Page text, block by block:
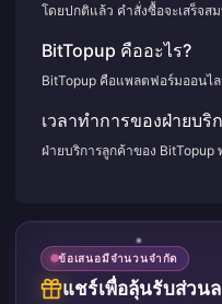
โดยปกติแล้ว คำสั่งซื้อจะเสร็จ
BitTopup คืออะไร?
BitTopup คือแพลตฟอร์มออนไล
เวลาทำการของฝ่ายบริ
ฝ่ายบริการลูกค้าของ
ข้อเสนอมีจำนวนจำกัด
แชร์เพื่อลุ้นรับส่วน